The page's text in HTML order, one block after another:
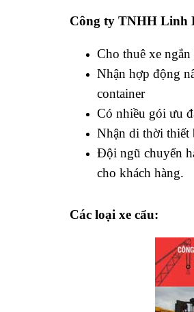
Công ty TNHH Linh
Cho thuê xe
Nhận hợp động
container
Có nhiều gói ưu
Nhận di thời thiết
Đội ngũ chuyển
cho khách hàng.
Các loại xe cẩu: